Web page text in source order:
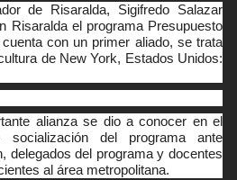
de Risaralda, Sigifredo Salazar
Risaralda el programa Presupuesto
con un primer aliado, se trata
de New York, Estados Unidos:
alianza se dio a conocer en el
del programa ante
delegados del programa y docentes
al área metropolitana.